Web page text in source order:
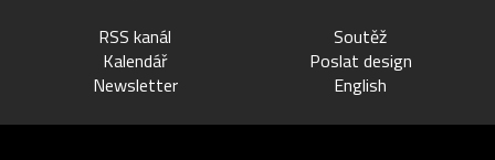
RSS kanál
Kalendář
Newsletter
Soutěž
Poslat design
English